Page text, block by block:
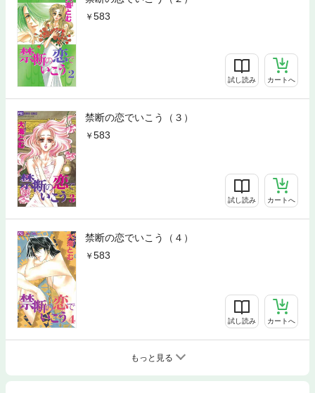
583
試し読み カートへ
禁断の恋でいこう（３）
583
試し読み カートへ
禁断の恋でいこう（４）
583
試し読み カートへ
もっと見る